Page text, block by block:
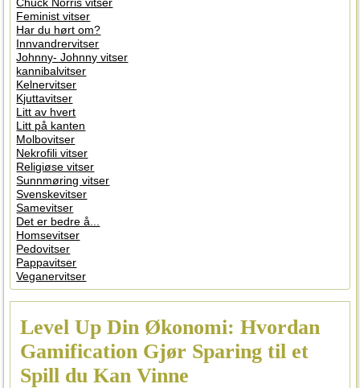
Feminist vitser
Har du hørt om?
Innvandrervitser
Johnny- Johnny vitser
kannibalvitser
Kelnervitser
Kjuttavitser
Litt av hvert
Litt på kanten
Molbovitser
Nekrofili vitser
Religiøse vitser
Sunnmøring vitser
Svenskevitser
Samevitser
Det er bedre å...
Homsevitser
Pedovitser
Pappavitser
Veganervitser
Level Up Din Økonomi: Hvordan
Gamification Gjør Sparing til et
Spill du Kan Vinne